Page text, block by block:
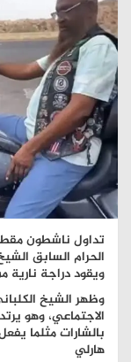
تداول ناشطون
الحرام السابق
ويقود دراجة نارية
وظهر الشيخ
الاجتماعي، وهو
بالشارات مثلما
هارلي